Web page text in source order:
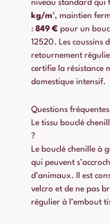
niveau standard qui
kg/m³, maintien
: 849 € pour un
12520. Les coussins
retournement
certifie la résistance
domestique intensif.
Questions fréquentes
Le tissu bouclé
?
Le bouclé chenille à
qui peuvent
d’animaux. Il est
velcro et de ne pas
régulier à l’embout